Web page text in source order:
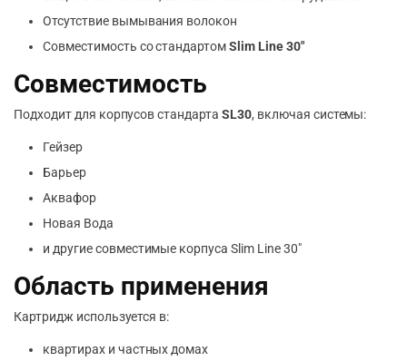
Отсутствие вымывания волокон
Совместимость со стандартомSlim Line 30″
Совместимость
Подходит для корпусов стандартаSL30, включая системы:
Гейзер
Барьер
Аквафор
Новая Вода
и другие совместимые корпуса Slim Line 30″
Область применения
Картридж используется в:
квартирах и частных домах